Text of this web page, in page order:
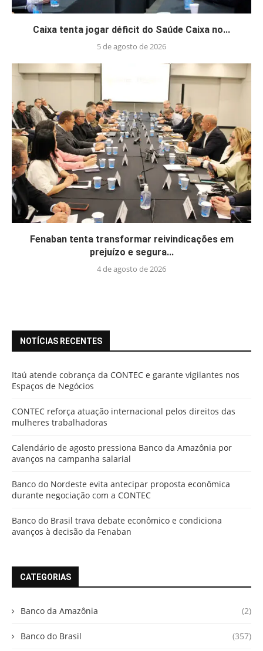
Caixa tenta jogar déficit do Saúde Caixa no...
5 de agosto de 2026
Fenaban tenta transformar reivindicações em
prejuízo e segura...
4 de agosto de 2026
NOTÍCIAS RECENTES
Itaú atende cobrança da CONTEC e garante vigilantes nos
Espaços de Negócios
CONTEC reforça atuação internacional pelos direitos das
mulheres trabalhadoras
Calendário de agosto pressiona Banco da Amazônia por
avanços na campanha salarial
Banco do Nordeste evita antecipar proposta econômica
durante negociação com a CONTEC
Banco do Brasil trava debate econômico e condiciona
avanços à decisão da Fenaban
CATEGORIAS
Banco da Amazônia (2)
Banco do Brasil (357)